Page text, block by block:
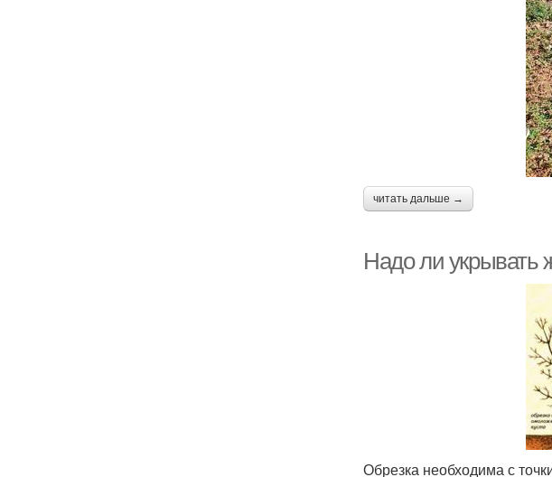
читать дальше →
Надо ли укрывать
Обрезка необходима с